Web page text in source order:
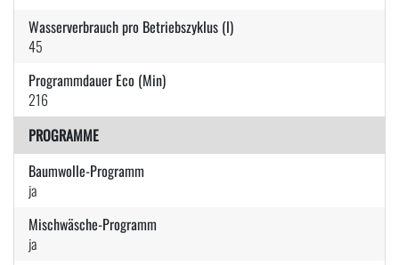
Wasserverbrauch pro Betriebszyklus (l)
45
Programmdauer Eco (Min)
216
PROGRAMME
Baumwolle-Programm
ja
Mischwäsche-Programm
ja